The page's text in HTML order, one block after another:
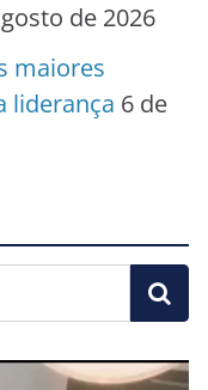
de 2026
maiores
liderança 6 de